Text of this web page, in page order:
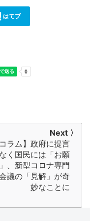
はてブ
Next 〉
コラム】政府に提言
なく国民には「お願
、新型コロナ専門
議の「見解」が奇
妙なことに